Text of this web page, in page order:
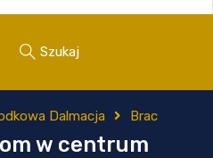
Szukaj
Dalmacja Brac
w centrum